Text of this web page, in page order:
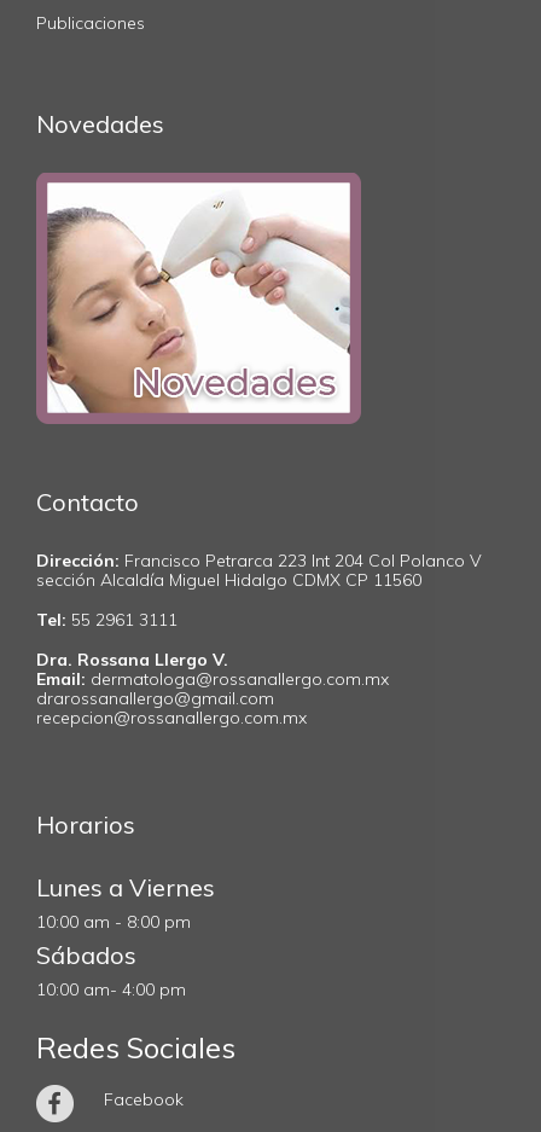
Publicaciones
Novedades
Contacto
Dirección: Francisco Petrarca 223 Int 204 Col Polanco V
sección Alcaldía Miguel Hidalgo CDMX CP 11560
Tel: 55 2961 3111
Dra. Rossana Llergo V.
Email: dermatologa@rossanallergo.com.mx
drarossanallergo@gmail.com
recepcion@rossanallergo.com.mx
Horarios
Lunes a Viernes
10:00 am - 8:00 pm
Sábados
10:00 am- 4:00 pm
Redes Sociales
Facebook